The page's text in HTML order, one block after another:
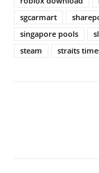
sgcarmart
singapore pools
steam
straits